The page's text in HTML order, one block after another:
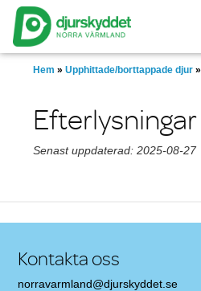
Skip
main
contentHem » Upphittade/borttappade djur »
Efterlysningar
Senast uppdaterad: 2025-08-27
Kontakta oss
norravarmland@djurskyddet.se